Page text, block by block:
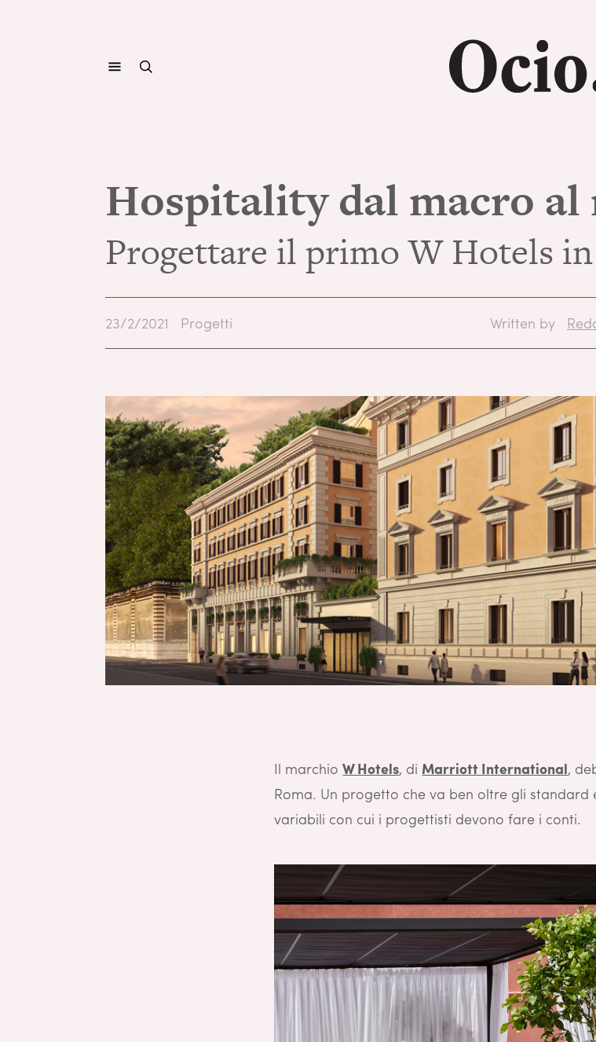
Hospitality dal macro al
Progettare il primo W Hotels
23/2/2021 Progetti Written by
Il marchioW Hotels, diMarriott International,
Roma. Un progetto che va ben oltre gli standard
variabili con cui i progettisti devono fare i conti.